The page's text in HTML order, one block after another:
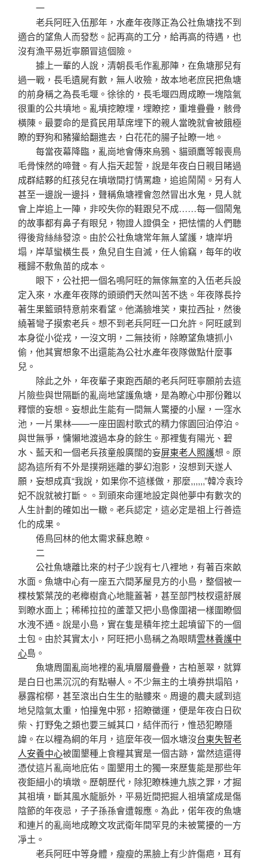
一
老兵阿旺入伍那年，水產年夜隊正為公社魚塘找不到
適合的望魚人而發愁。記再高的工分，給再高的待遇，也
沒有漁平易近寧願冒這個險。
據上一輩的人說，清朝長毛作亂那陣，在魚塘那兒有
過一戰，長毛遺屍有數，無人收殮，故本地老庶民把魚塘
的前身稱之為長毛堰。徐徐的，長毛堰四周成瞭一塊陰氣
很重的公共墳地。亂墳挖瞭埋，埋瞭挖，重堆疊疊，骸骨
橫陳。最要命的是貧民用草席埋下的親人當晚就會被餓極
瞭的野狗和豬獾給翻進去，白花花的腸子扯瞭一地。
每當夜幕降臨，亂崗地會傳來烏鴉、貓頭鷹等報喪鳥
毛骨悚然的啼聲。有人指天起誓，說是年夜白日親目睹過
成群結夥的紅孩兒在墳墩間打情罵趣，追追鬧鬧。另有人
甚至一邊說一邊抖，聲稱魚塘裡會忽然冒出水鬼，見人就
會上岸追上一陣，非咬失你的鞋跟兒不成……每一個鬧鬼
的故事都有鼻子有眼兒，物證人證俱全，把怯懦的人們聽
得後背絲絲發涼。由於公社魚塘常年無人望護，塘岸坍
塌，岸草蠻橫生長，魚兒自生自滅，任人偷竊，每年的收
穫歸不敷魚苗的成本。
眼下，公社把一個名鳴阿旺的無傢無室的入伍老兵設
定入來，水產年夜隊的頭頭們天然叫苦不迭。年夜隊長拎
著生果籃頭特意前來看望。他滿臉堆笑，東拉西扯，然後
繞著彎子摸索老兵。想不到老兵阿旺一口允許。阿旺感到
本身從小從戎，一沒文明，二無技術，除瞭望魚塘抓小
偷，他其實想象不出還能為公社水產年夜隊做點什麼事
兒。
除此之外，年夜輩子東跑西顛的老兵阿旺寧願前去這
片險些與世隔斷的亂崗地望護魚塘，是為瞭心中那份難以
釋懷的妄想。妄想此生能有一間無人驚擾的小屋，一窪水
池，一片果林——一座田園村歌式的精力傢園回泊停泊。
與世無爭，慵懶地渡過本身的餘生。那裡隻有陽光、碧
水、藍天和一個老兵孩童般廣闊的妄屏東老人照護想。原
認為這所有不外是撲朔迷離的夢幻泡影，沒想到天遂人
願，妄想成真“我說，如果你不這樣做，那麼,,,,,,”韓冷袁玲
妃不說就被打斷。。到頭來命運地設定與他夢中有數次的
人生計劃的確如出一轍。老兵認定，這必定是祖上行善造
化的成果。
倦鳥回林的他太需求蘇息瞭。
二
公社魚塘離比來的村子少說有七八裡地，有著百來畝
水面。魚塘中心有一座五六間茅屋見方的小島，整個被一
棵枝繁葉茂的老櫸樹貪心地籠蓋著，甚至部門枝杈還舒展
到瞭水面上；稀稀拉拉的蘆葦又把小島像圍裙一樣圍瞭個
水洩不通。說是小島，實在隻是積年挖土起墳留下的一個
土包。由於其實太小，阿旺把小島稱之為眼睛雲林養護中
心島。
魚塘周圍亂崗地裡的亂墳層層疊疊，古柏蔥翠，就算
是白日也黑沉沉的有點嚇人。不少無主的土墳券拱塌陷，
暴露棺槨，甚至滾出白生生的骷髏來。周邊的農夫感到這
地兒陰氣太重，怕撞鬼中邪，招瞭黴運，便是年夜白日砍
柴、打野兔之類也要三緘其口，結伴而行，惟恐犯瞭隱
諱。在以糧為綱的年月，這麼年夜一個水塘沒台東失智老
人安養中心被圍墾種上食糧其實是一個古跡，當然這還得
憑仗這片亂崗地庇佑。圍墾用土的獨一來歷隻能是那些年
夜鉅細小的墳墩。歷朝歷代，除犯瞭株連九族之罪，才掘
其祖墳，斷其風水龍脈外，平易近間把掘人祖墳望成是傷
陰節的年夜忌，子子孫孫會遭報應。為此，偌年夜的魚塘
和連片的亂崗地成瞭文攻武衛年間罕見的未被驚擾的一方
凈土。
老兵阿旺中等身體，瘦瘦的黑臉上有少許傷疤，耳有